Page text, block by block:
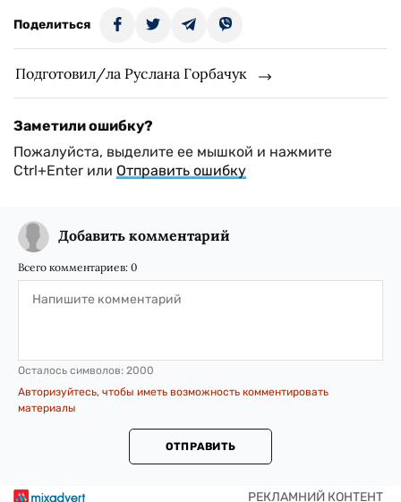
Поделиться
Подготовил/ла Руслана Горбачук
Заметили ошибку?
Пожалуйста, выделите ее мышкой и нажмите
Ctrl+Enter или Отправить ошибку
Добавить комментарий
Всего комментариев: 0
Осталось символов: 2000
Авторизуйтесь, чтобы иметь возможность комментировать
материалы
ОТПРАВИТЬ